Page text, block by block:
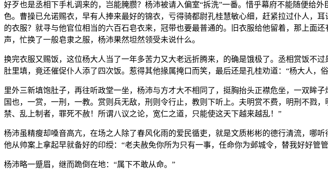
好歹也是丞相下手札调来的，岂能腌臜？杨沛被请入偏室“拆洗”一番。惜乎幕府不能随便给
色。曹操已允诺赐衣，早有人捧来最好的锦衣，亏得骑都尉孔桂慧敏心细，赶紧拉过仆人，
的衣服？就寻与他官位相当的六百石皂衣来，冠带也要最普通的。旧衣服给他留着，那上面
声，忙换了一般皂隶之服，杨沛果然坦然领受未说什么。
换完衣服又赐饭，这位杨大人当了一年多苦力又大老远折腾来，的确是饿极了。丞相赏饭不
肚里填，竟还催促仆人添了四次饭。惹得其他掾属掩口而笑，最后还是孔桂劝道：“杨大人，
里外三新填饱肚子，再往听政堂一坐，杨沛与方才大不相同了，挺胸抬头正襟危坐，一双眸
国也，一赏，一刑，一教。赏则兵无敌，刑则令行止，教则下听上。夫明赏不费，明刑不戮
禁、乱上制者，罪死不赦！所谓八议之论，宽仁之道，只能使这天下越来越乱！”
杨沛虽精瘦却嗓音高亢，在场之人除了春风化雨的爱民循吏，就是文质彬彬的德行清流，哪
他从帅案上拿起早就备好的印绶：“老夫赦免你所为只有一事，任命你为邺城令，替我好好管
杨沛略一蹙眉，继而跪倒在地：“属下不敢从命。”